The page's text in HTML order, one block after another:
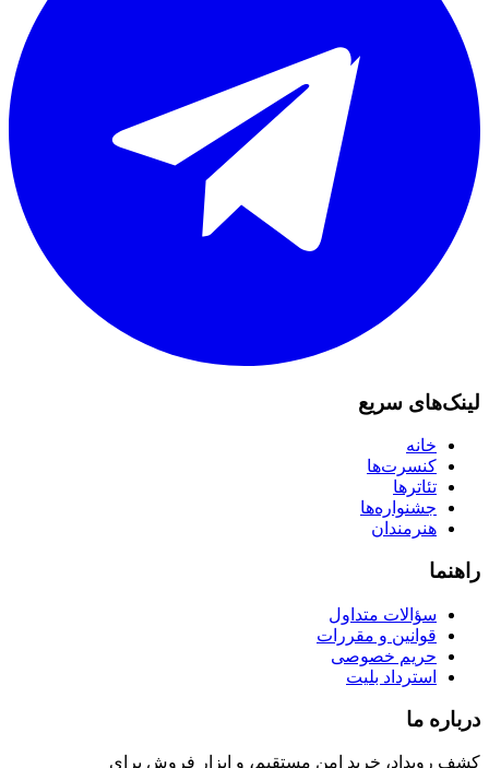
لینک‌های سریع
خانه
کنسرت‌ها
تئاترها
جشنواره‌ها
هنرمندان
راهنما
سؤالات متداول
قوانین و مقررات
حریم خصوصی
استرداد بلیت
درباره ما
کشف رویداد، خرید امن مستقیم، و ابزار فروش برای